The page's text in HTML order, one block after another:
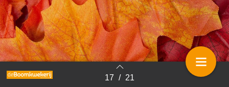
Terug naar overzicht 17 / 21